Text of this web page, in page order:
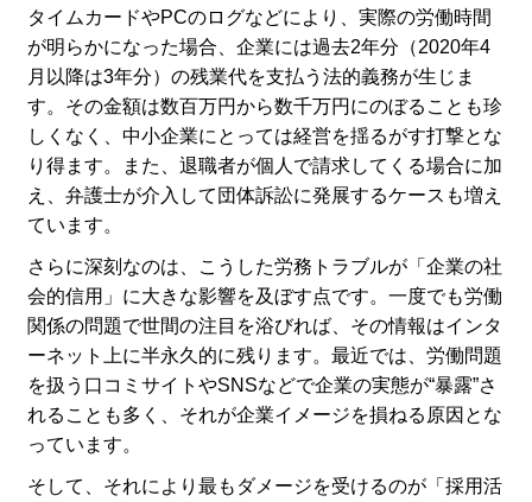
タイムカードやPCのログなどにより、実際の労働時間
が明らかになった場合、企業には過去2年分（2020年4
月以降は3年分）の残業代を支払う法的義務が生じま
す。その金額は数百万円から数千万円にのぼることも珍
しくなく、中小企業にとっては経営を揺るがす打撃とな
り得ます。また、退職者が個人で請求してくる場合に加
え、弁護士が介入して団体訴訟に発展するケースも増え
ています。
さらに深刻なのは、こうした労務トラブルが「企業の社
会的信用」に大きな影響を及ぼす点です。一度でも労働
関係の問題で世間の注目を浴びれば、その情報はインタ
ーネット上に半永久的に残ります。最近では、労働問題
を扱う口コミサイトやSNSなどで企業の実態が“暴露”さ
れることも多く、それが企業イメージを損ねる原因とな
っています。
そして、それにより最もダメージを受けるのが「採用活